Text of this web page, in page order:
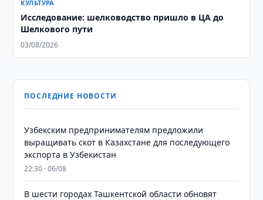
КУЛЬТУРА
Исследование: шелководство пришло в ЦА до
Шелкового пути
03/08/2026
ПОСЛЕДНИЕ НОВОСТИ
Узбекским предпринимателям предложили
выращивать скот в Казахстане для последующего
экспорта в Узбекистан
22:30 · 06/08
В шести городах Ташкентской области обновят